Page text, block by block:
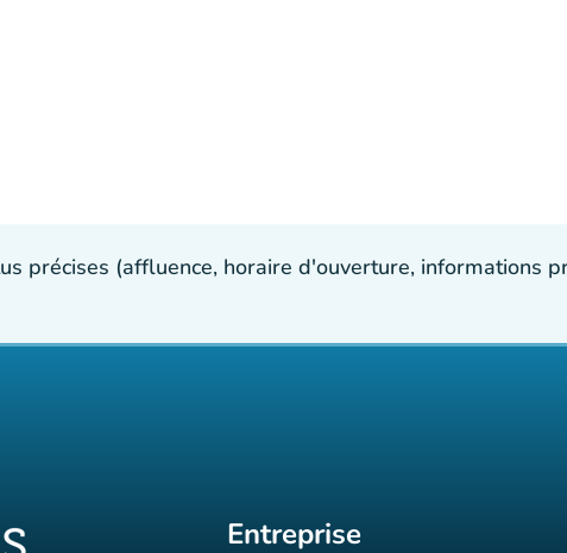
précises (affluence, horaire d'ouverture, informations
Entreprise